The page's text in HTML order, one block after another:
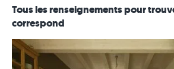
Tous les renseignements pour
correspond